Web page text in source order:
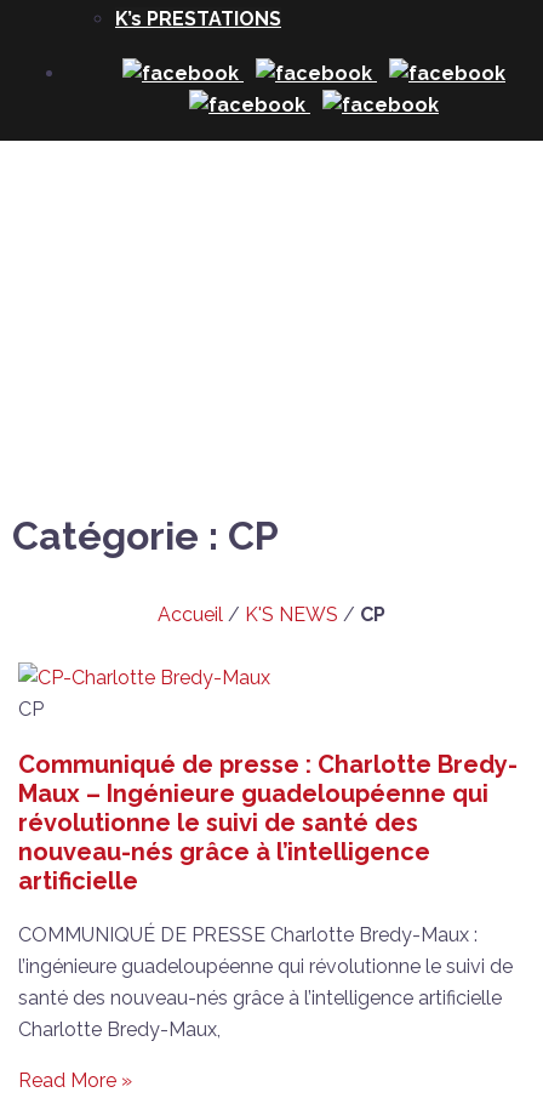
K’s PRESTATIONS
Catégorie : CP
Accueil / K'S NEWS / CP
CP
Communiqué de presse : Charlotte Bredy-
Maux – Ingénieure guadeloupéenne qui
révolutionne le suivi de santé des
nouveau-nés grâce à l’intelligence
artificielle
COMMUNIQUÉ DE PRESSE Charlotte Bredy-Maux :
l’ingénieure guadeloupéenne qui révolutionne le suivi de
santé des nouveau-nés grâce à l’intelligence artificielle
Charlotte Bredy-Maux,
Read More »